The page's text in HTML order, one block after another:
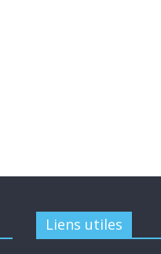
Liens utiles